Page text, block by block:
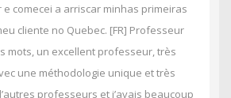
comecei a arriscar minhas primeiras
cliente no Quebec. [FR] Professeur
mots, un excellent professeur, très
une méthodologie unique et très
professeurs et j’avais beaucoup